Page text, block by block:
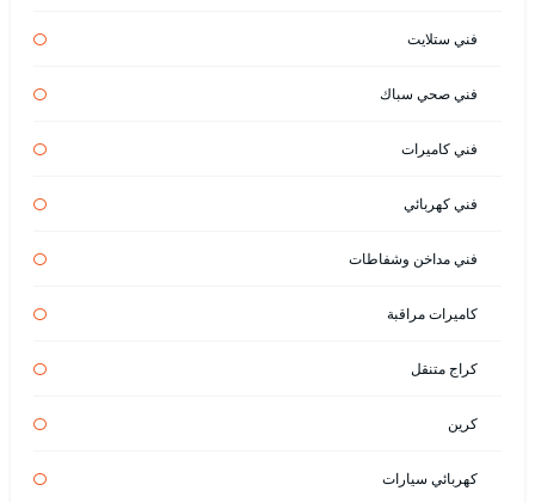
فني ستلايت
فني صحي سباك
فني كاميرات
فني كهربائي
فني مداخن وشفاطات
كاميرات مراقبة
كراج متنقل
كرين
كهربائي سيارات